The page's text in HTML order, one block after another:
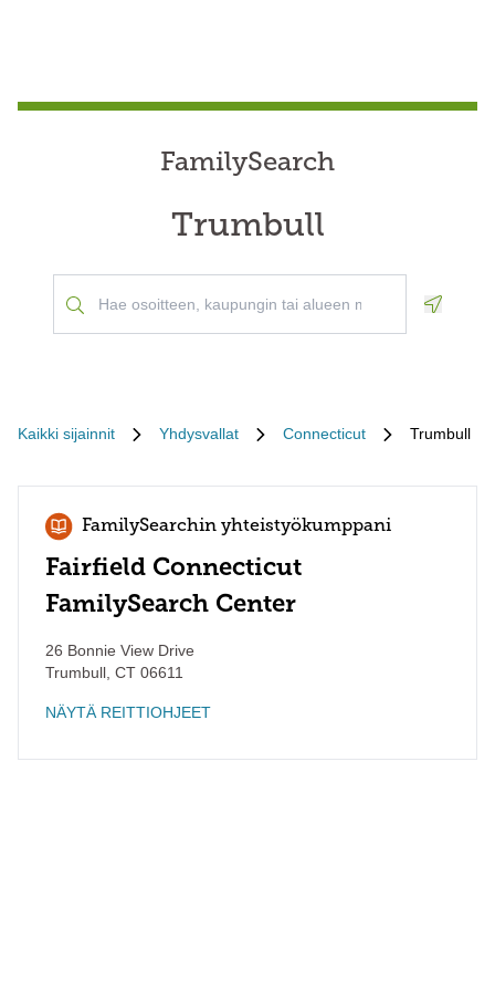
FamilySearch
Trumbull
Kaikki sijainnit Yhdysvallat Connecticut Trumbull
FamilySearchin yhteistyökumppani
Fairfield Connecticut
FamilySearch Center
26 Bonnie View Drive
Trumbull CT 06611
NÄYTÄ REITTIOHJEET